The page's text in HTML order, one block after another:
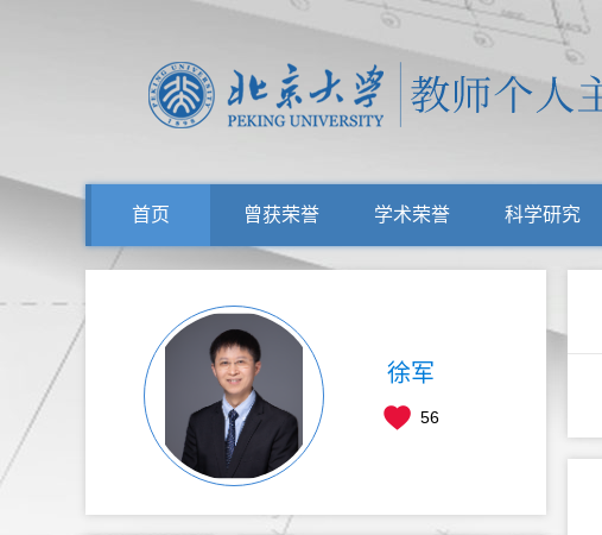
首页 曾获荣誉 学术荣誉 科学研究
徐军
56